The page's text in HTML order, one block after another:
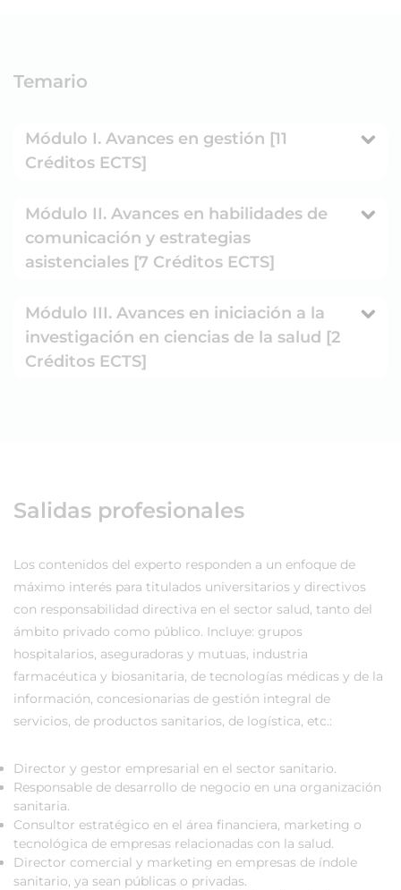
Temario
Módulo I. Avances en gestión [11
Créditos ECTS]
Módulo II. Avances en habilidades de
comunicación y estrategias
asistenciales [7 Créditos ECTS]
Módulo III. Avances en iniciación a la
investigación en ciencias de la salud [2
Créditos ECTS]
Salidas profesionales
Los contenidos del experto responden a un enfoque de
máximo interés para titulados universitarios y directivos
con responsabilidad directiva en el sector salud, tanto del
ámbito privado como público. Incluye: grupos
hospitalarios, aseguradoras y mutuas, industria
farmacéutica y biosanitaria, de tecnologías médicas y de la
información, concesionarias de gestión integral de
servicios, de productos sanitarios, de logística, etc.:
Director y gestor empresarial en el sector sanitario.
Responsable de desarrollo de negocio en una organización
sanitaria.
Consultor estratégico en el área financiera, marketing o
tecnológica de empresas relacionadas con la salud.
Director comercial y marketing en empresas de índole
sanitario, ya sean públicas o privadas.